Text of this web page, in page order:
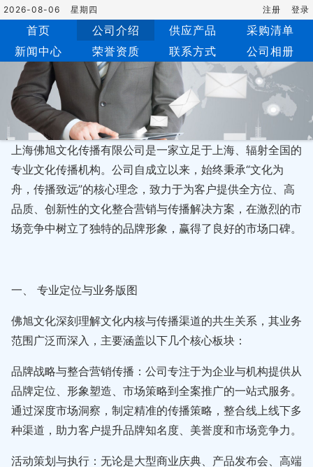
2026-08-06 星期四 注册 登录
首页 公司介绍 供应产品
采购清单
新闻中心
荣誉资质 联系方式 公司相册
上海佛旭文化传播有限公司是一家立足于上海、辐射全国的
专业文化传播机构。公司自成立以来，始终秉承“文化为
舟，传播致远”的核心理念，致力于为客户提供全方位、高
品质、创新性的文化整合营销与传播解决方案，在激烈的市
场竞争中树立了独特的品牌形象，赢得了良好的市场口碑。
一、 专业定位与业务版图
佛旭文化深刻理解文化内核与传播渠道的共生关系，其业务
范围广泛而深入，主要涵盖以下几个核心板块：
品牌战略与整合营销传播：公司专注于为企业与机构提供从
品牌定位、形象塑造、市场策略到全案推广的一站式服务。
通过深度市场洞察，制定精准的传播策略，整合线上线下多
种渠道，助力客户提升品牌知名度、美誉度和市场竞争力。
活动策划与执行：无论是大型商业庆典、产品发布会、高端